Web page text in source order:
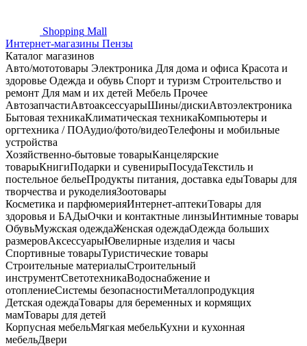
Shopping Mall
Интернет-магазины Пензы
Каталог магазинов
Авто/мототовары Электроника Для дома и офиса Красота и
здоровье Одежда и обувь Спорт и туризм Строительство и
ремонт Для мам и их детей Мебель Прочее
АвтозапчастиАвтоаксессуарыШины/дискиАвтоэлектроника
Бытовая техникаКлиматическая техникаКомпьютеры и
оргтехника / ПОАудио/фото/видеоТелефоны и мобильные
устройства
Хозяйственно-бытовые товарыКанцелярские
товарыКнигиПодарки и сувенирыПосудаТекстиль и
постельное бельеПродукты питания, доставка едыТовары для
творчества и рукоделияЗоотовары
Косметика и парфюмерияИнтернет-аптекиТовары для
здоровья и БАДыОчки и контактные линзыИнтимные товары
ОбувьМужская одеждаЖенская одеждаОдежда больших
размеровАксессуарыЮвелирные изделия и часы
Спортивные товарыТуристические товары
Строительные материалыСтроительный
инструментСветотехникаВодоснабжение и
отоплениеСистемы безопасностиМеталлопродукция
Детская одеждаТовары для беременных и кормящих
мамТовары для детей
Корпусная мебельМягкая мебельКухни и кухонная
мебельДвери